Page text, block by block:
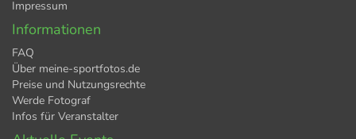
Impressum
Informationen
FAQ
Über meine-sportfotos.de
Preise und Nutzungsrechte
Werde Fotograf
Infos für Veranstalter